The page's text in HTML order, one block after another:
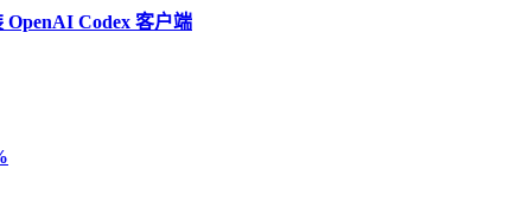
Codex 客户端